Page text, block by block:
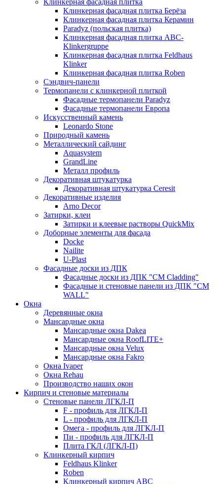
Клинкерная фасадная плитка
Клинкерная фасадная плитка Берёза
Клинкерная фасадная плитка Керамин
Paradyz (польская плитка)
Клинкерная фасадная плитка ABC-
Klinkergruppe
Клинкерная фасадная плитка Feldhaus
Klinker
Клинкерная фасадная плитка Roben
Сэндвич-панели
Термопанели с клинкерной плиткой
Фасадные термопанели Paradyz
Фасадные термопанели Европа
Искусственный камень
Leonardo Stone
Природный камень
Металлический сайдинг
Aquasystem
GrandLine
Металл профиль
Декоративная штукатурка
Декоративная штукатурка Ceresit
Декоративные изделия
Arno Decor
Затирки, клеи
Затирки и клеевые растворы QuickMix
Доборные элементы для фасада
Docke
Nailite
U-Plast
Фасадные доски из ДПК
Фасадные доски из ДПК "CM Cladding"
Фасадные и стеновые панели из ДПК "CM
WALL"
Окна
Деревянные окна
Мансардные окна
Мансардные окна Dakea
Мансардные окна RoofLITE+
Мансардные окна Velux
Мансардные окна Fakro
Окна Ivaper
Окна Rehau
Производство наших окон
Кирпич и стеновые материалы
Стеновые панели ЛГКЛ-П
F - профиль для ЛГКЛ-П
L - профиль для ЛГКЛ-П
Омега - профиль для ЛГКЛ-П
Пи - профиль для ЛГКЛ-П
Плита ГКЛ (ЛГКЛ-П)
Клинкерный кирпич
Feldhaus Klinker
Roben
Клинкерный кирпич ABC